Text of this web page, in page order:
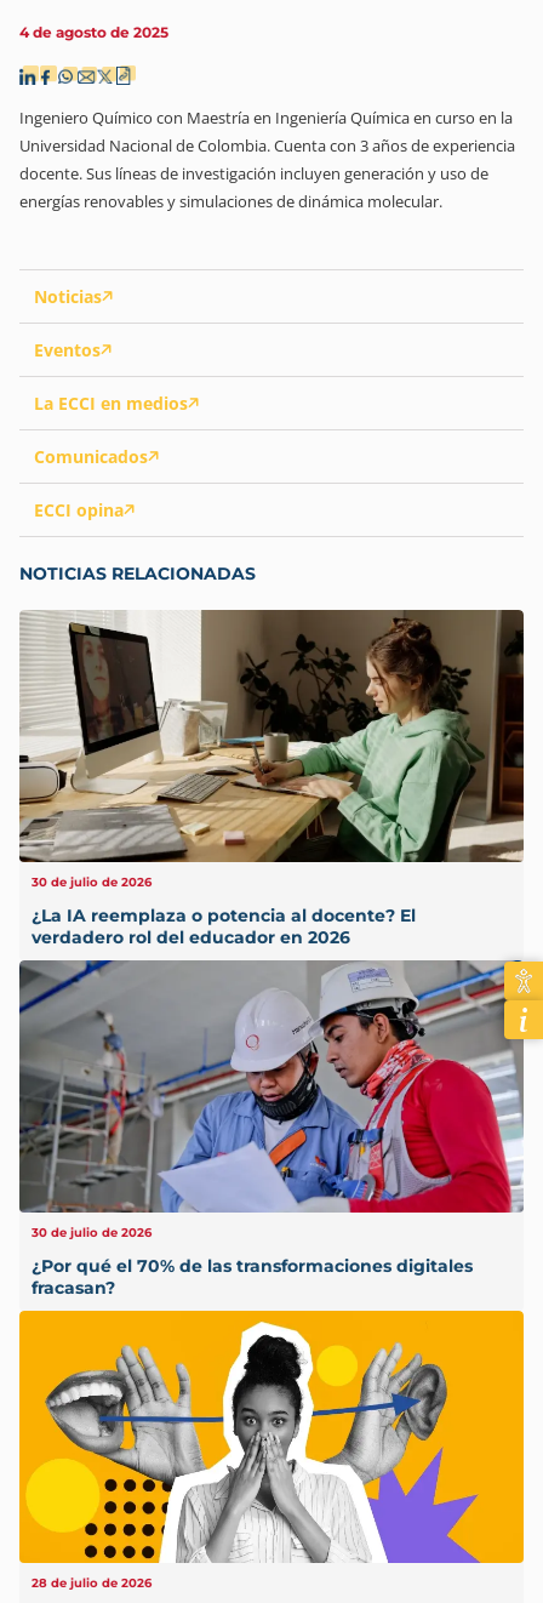
Noticias
Eventos
La ECCI en medios
Comunicados
ECCI opina
NOTICIAS RELACIONADAS
30 de julio de 2026
¿La IA reemplaza o potencia al docente? El
verdadero rol del educador en 2026
30 de julio de 2026
¿Por qué el 70% de las transformaciones digitales
fracasan?
28 de julio de 2026
4 de agosto de 2025
Ingeniero Químico con Maestría en Ingeniería Química en curso en la
Universidad Nacional de Colombia. Cuenta con 3 años de experiencia
docente. Sus líneas de investigación incluyen generación y uso de
energías renovables y simulaciones de dinámica molecular.